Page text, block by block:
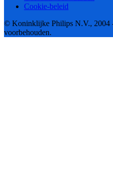
Cookie-beleid
© Koninklijke Philips N.V., 2004
voorbehouden.